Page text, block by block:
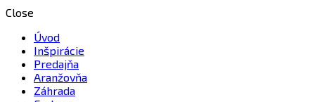
Close
Úvod
Inšpirácie
Predajňa
Aranžovňa
Záhrada